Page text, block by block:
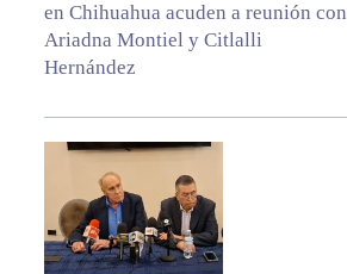
en Chihuahua acuden a reunión con
Ariadna Montiel y Citlalli
Hernández